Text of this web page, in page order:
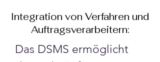
Integration von Verfahren und
Auftragsverarbeitern:
Das DSMS ermöglicht